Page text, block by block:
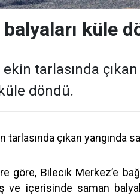
küle
ekin tarlasında
döndü.
tarlasında çıkan yangında
göre, Bilecik Merkez’e
ve içerisinde saman